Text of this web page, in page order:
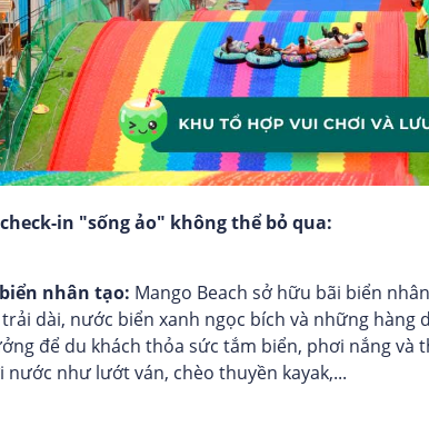
in "sống ảo" không thể bỏ qua:
nhân tạo: Mango Beach sở hữu bãi biển
dài, nước biển xanh ngọc bích và những hàng
để du khách thỏa sức tắm biển, phơi nắng và
nước như lướt ván, chèo thuyền kayak,...